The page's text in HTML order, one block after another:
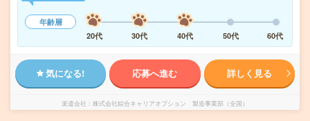
年齢層
20代
30代 40代 50代 60代
気になる! 応募へ進む 詳しく見る
派遣会社 株式会社綜合キャリアオプション 製造事業部（全国）